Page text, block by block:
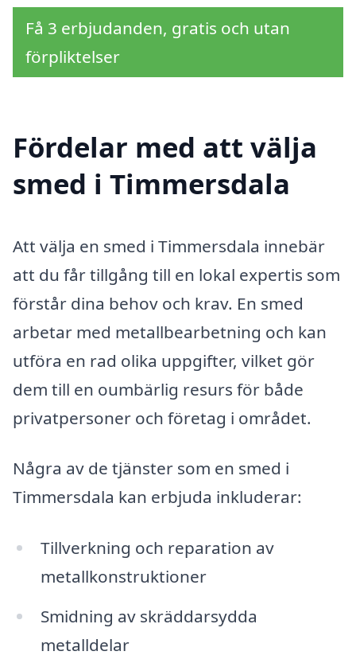
Få 3 erbjudanden, gratis och utan
förpliktelser
Fördelar med att välja
smed i Timmersdala
Att välja en smed i Timmersdala innebär
att du får tillgång till en lokal expertis som
förstår dina behov och krav. En smed
arbetar med metallbearbetning och kan
utföra en rad olika uppgifter, vilket gör
dem till en oumbärlig resurs för både
privatpersoner och företag i området.
Några av de tjänster som en smed i
Timmersdala kan erbjuda inkluderar:
Tillverkning och reparation av
metallkonstruktioner
Smidning av skräddarsydda
metalldelar